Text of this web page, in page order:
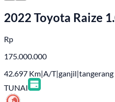
2022 Toyota Raize
Rp
175.000.000
42.697 Km|A/T|ganjil|
TUNAI